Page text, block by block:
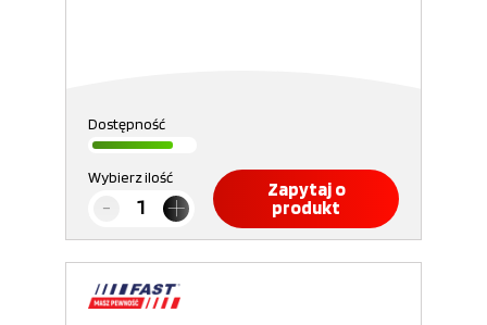
Dostępność
Wybierz ilość
Zapytaj o
produkt